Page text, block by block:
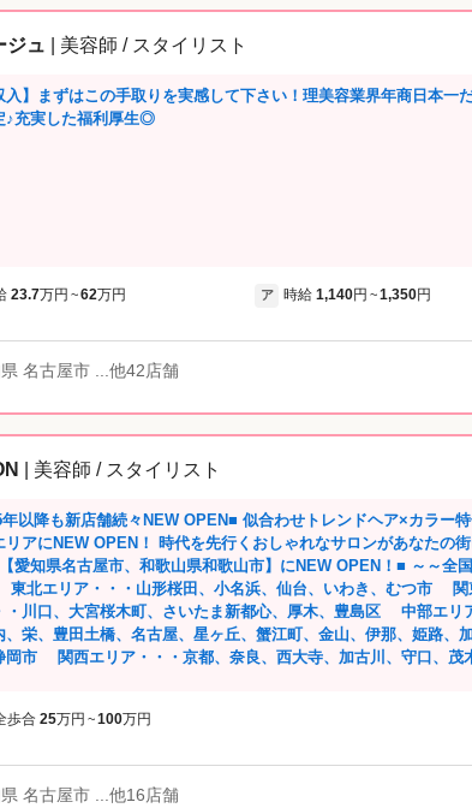
ジュ | 美容師 / スタイリスト
入】まずはこの手取りを実感して下さい！理美容業界年商日本一
♪充実した福利厚生◎
23.7万円 ~62万円 ア 時給 1,140円 ~1,350円
名古屋市 ...他42店舗
| 美容師 / スタイリスト
以降も新店舗続々NEW OPEN■ 似合わせトレンドヘア×カラー
リアにNEW OPEN！ 時代を先行くおしゃれなサロンがあなたの街に！
愛知県名古屋市、和歌山県和歌山市】にNEW OPEN！■ ～～全
北エリア・・・山形桜田、小名浜、仙台、いわき、むつ市 関
・川口、大宮桜木町、さいたま新都心、厚木、豊島区 中部エリ
、栄、豊田土橋、名古屋、星ヶ丘、蟹江町、金山、伊那、姫路、
岡市 関西エリア・・・京都、奈良、西大寺、加古川、守口、茂
と向き合いたい。 スタッフが長く、安心して働けることを当たり
グスタッフは店舗・環境作りに関われるのも魅力です！ 実務経験
ちろんいますが、サロンとしての先輩はいません。 全員同級生！
歩合 25万円 ~100万円
名古屋市 ...他16店舗